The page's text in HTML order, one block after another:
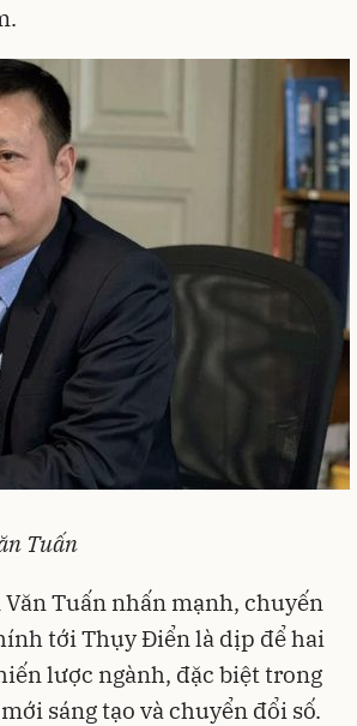
Tuấn
Tuấn nhấn mạnh, chuyến
tới Thụy Điển là dịp để hai
lược ngành, đặc biệt trong
sáng tạo và chuyển đổi số.